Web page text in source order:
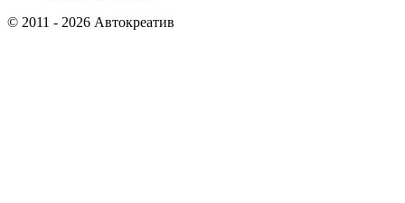
© 2011 - 2026 Автокреатив